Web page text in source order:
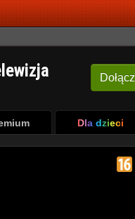
Dołącz
Dla dzieci